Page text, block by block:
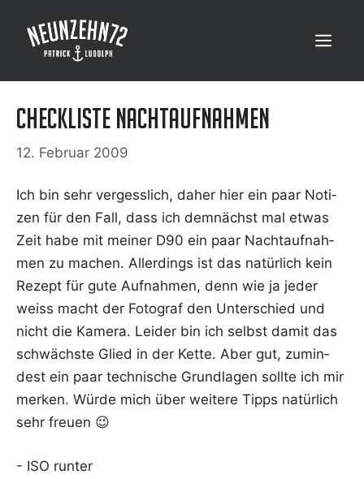
Inhalt
springen
Menü
Checkliste Nachtaufnahmen
12. Februar 2009
Ich bin sehr ver­gess­lich, daher hier ein paar Noti­
zen für den Fall, dass ich dem­nächst mal etwas
Zeit habe mit mei­ner D90 ein paar Nacht­auf­nah­
men zu machen. Aller­dings ist das natür­lich kein
Rezept für gute Auf­nah­men, denn wie ja jeder
weiss macht der Foto­graf den Unter­schied und
nicht die Kame­ra. Lei­der bin ich selbst damit das
schwächs­te Glied in der Ket­te. Aber gut, zumin­
dest ein paar tech­ni­sche Grund­la­gen soll­te ich mir
mer­ken. Wür­de mich über wei­te­re Tipps natür­lich
sehr freuen 😉
- ISO runter